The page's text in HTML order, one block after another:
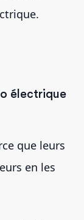
électrique
que leurs
en les